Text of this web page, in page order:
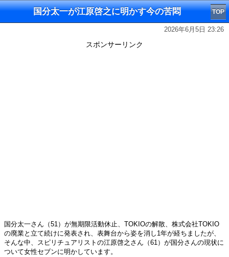
国分太一が江原啓之に明かす今の苦悶 TOP
2026年6月5日 23:26
スポンサーリンク
国分太一さん（51）が無期限活動休止、TOKIOの解散、株式会社TOKIO
の廃業と立て続けに発表され、表舞台から姿を消し1年が経ちましたが、
そんな中、スピリチュアリストの江原啓之さん（61）が国分さんの現状に
ついて女性セブンに明かしています。